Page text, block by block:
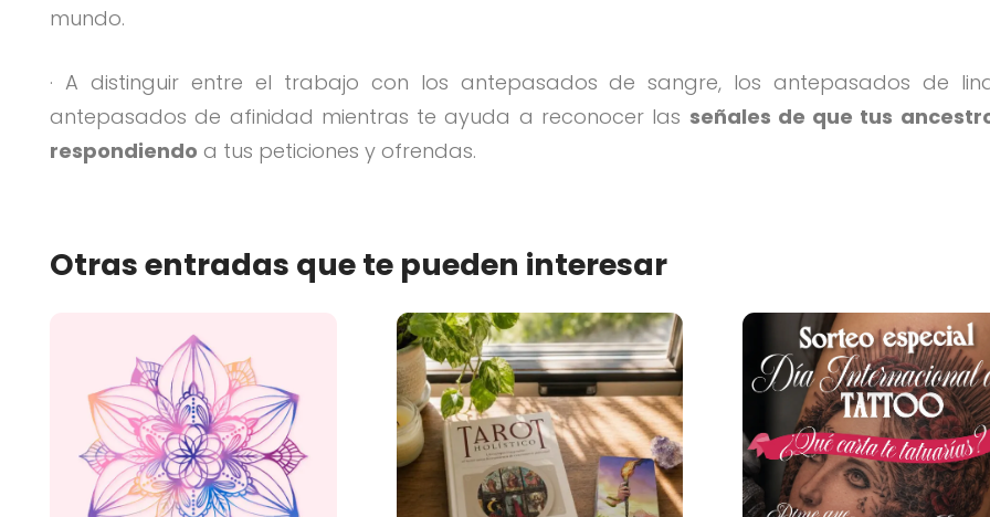
mundo.
· A distinguir entre el trabajo con los antepasados de sangre, los antepasados de
antepasados de afinidad mientras te ayuda a reconocer las señales de que tus
respondiendo a tus peticiones y ofrendas.
Otras entradas que te pueden interesar